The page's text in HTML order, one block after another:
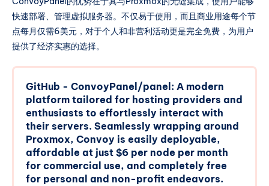
快速部署、管理虚拟服务器。不仅易于使用，而且商业用途每个节
点每月仅需6美元，对于个人和非营利活动更是完全免费，为用户
提供了经济实惠的选择。
GitHub - ConvoyPanel/panel: A modern
platform tailored for hosting providers and
enthusiasts to effortlessly interact with
their servers. Seamlessly wrapping around
Proxmox, Convoy is easily deployable,
affordable at just $6 per node per month
for commercial use, and completely free
for personal and non-profit endeavors.